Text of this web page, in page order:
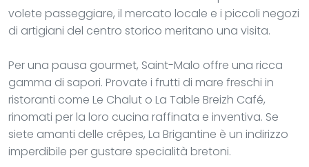
volete passeggiare, il mercato locale e i piccoli negozi
di artigiani del centro storico meritano una visita.
Per una pausa gourmet, Saint-Malo offre una ricca
gamma di sapori. Provate i frutti di mare freschi in
ristoranti come Le Chalut o La Table Breizh Café,
rinomati per la loro cucina raffinata e inventiva. Se
siete amanti delle crêpes, La Brigantine è un indirizzo
imperdibile per gustare specialità bretoni.